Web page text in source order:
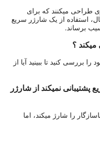
طراحی میکنند که برای
استفاده از یک شارژر سریع
برساند.
میکند ؟
بررسی کنید تا ببینید آیا از
پشتیبانی نمیکند از شارژر
را شارژ میکند، اما